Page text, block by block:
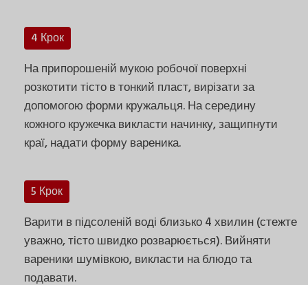
4 Крок
На припорошеній мукою робочої поверхні
розкотити тісто в тонкий пласт, вирізати за
допомогою форми кружальця. На середину
кожного кружечка викласти начинку, защипнути
краї, надати форму вареника.
5 Крок
Варити в підсоленій воді близько 4 хвилин (стежте
уважно, тісто швидко розварюється). Вийняти
вареники шумівкою, викласти на блюдо та
подавати.